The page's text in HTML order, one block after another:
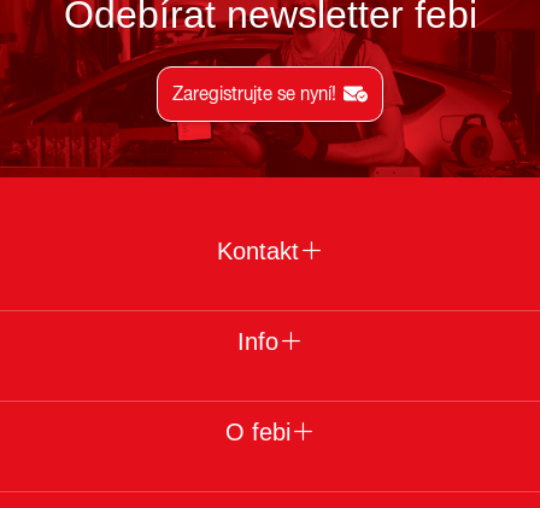
Odebírat newsletter febi
Zaregistrujte se nyní!
Kontakt
Info
O febi